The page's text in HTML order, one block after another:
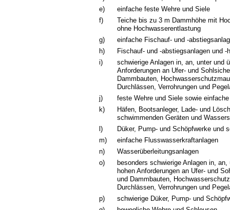
e)
einfache feste Wehre und Siele
f)
Teiche bis zu 3 m Dammhöhe mit
ohne Hochwasserentlastung
g)
einfache Fischauf- und -
h)
Fischauf- und -abstiegsanlagen und -
i)
schwierige Anlagen in, an, unter und
Anforderungen an Ufer- und
Dammbauten,
Durchlässen, Verrohrungen und
j)
feste Wehre und Siele sowie
k)
Häfen, Bootsanleger, Lade- und
schwimmenden Geräten und
l)
Düker, Pump- und Schöpfwerke und
m)
einfache Flusswasserkraftanlagen
n)
Wasserüberleitungsanlagen
o)
besonders schwierige Anlagen in,
hohen Anforderungen an Ufer- und
und Dammbauten,
Durchlässen, Verrohrungen und
p)
schwierige Düker, Pump- und